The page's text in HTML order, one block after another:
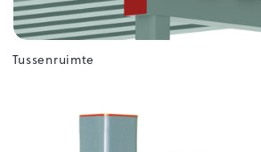
Tussenruimte